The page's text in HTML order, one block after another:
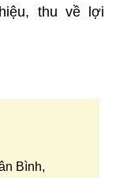
thu về lợi
Bình,